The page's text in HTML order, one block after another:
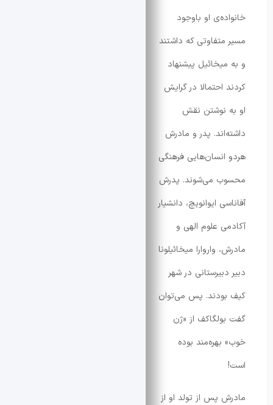
او باوجود
که داشتند
پیشنهاد
احتمالا در گرایش
نوشتن نقش
پدر و مادرش
فرهنگی
می‌شوند. پدرش
ایوانویچ، دانشیار
علوم الهی و
واروارا میخائیلونا
در شهر
پس می‌توان
از «ژن
بوده
پس از تولد او از